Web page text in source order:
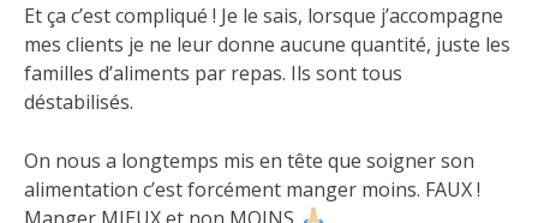
Et ça c’est compliqué ! Je le sais, lorsque j’accompagne
mes clients je ne leur donne aucune quantité, juste les
familles d’aliments par repas. Ils sont tous
déstabilisés.
On nous a longtemps mis en tête que soigner son
alimentation c’est forcément manger moins. FAUX !
Manger MIEUX et non MOINS.